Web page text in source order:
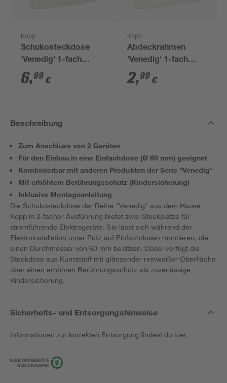
Kopp
Schukosteckdose
'Venedig' 1-fach
reinweiß
6,99 €
Kopp
Abdeckrahmen
'Venedig' 1-fach
reinweiß
2,99 €
Beschreibung
Zum Anschluss von 2 Geräten
Für den Einbau in eine Einfachdose (Ø 60 mm) geeignet
Kombinierbar mit anderen Produkten der Serie "Venedig"
Mit erhöhtem Berührungsschutz (Kindersicherung)
Inklusive Montageanleitung
Die Schukosteckdose der Reihe "Venedig" aus dem Hause
Kopp in 2-facher Ausführung bietet zwei Steckplätze für
stromführende Elektrogeräte. Sie lässt sich während der
Elektroinstallation unter Putz auf Einfachdosen montieren, die
einen Durchmesser von 60 mm besitzen. Dabei verfügt die
Steckdose aus Kunststoff mit glänzender reinweißer Oberfläche
über einen erhöhten Berührungsschutz als zuverlässige
Kindersicherung.
Sicherheits- und Entsorgungshinweise
Informationen zur korrekten Entsorgung findest du hier.